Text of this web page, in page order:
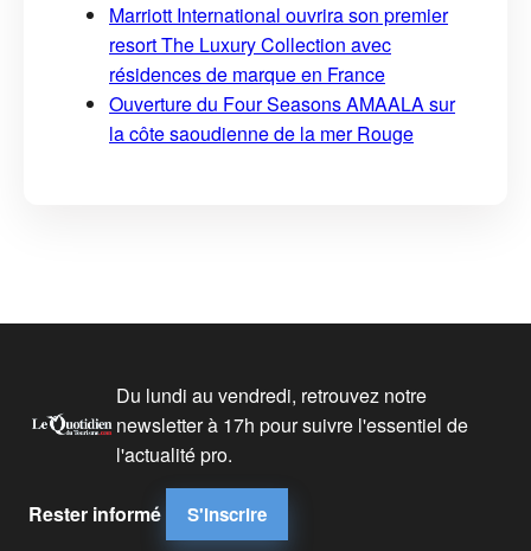
Marriott International ouvrira son premier
resort The Luxury Collection avec
résidences de marque en France
Ouverture du Four Seasons AMAALA sur
la côte saoudienne de la mer Rouge
Du lundi au vendredi, retrouvez notre
newsletter à 17h pour suivre l'essentiel de
l'actualité pro.
Rester informé S'inscrire